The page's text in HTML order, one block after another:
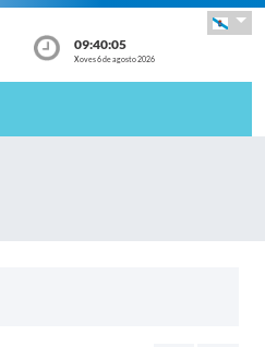
09:40:05
Xoves 6 de agosto 2026